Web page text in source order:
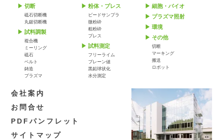
切断
砥石切断機
丸鋸切断機
試料調製
複合機
ミーリング
砥石
ベルト
鋳造
プラズマ
粉体・プレス
ビードサンプラ
微粉砕
粗粉砕
プレス
試料測定
フリーライム
ブレーン値
黒鉛球状化
水分測定
細胞・バイオ
プラズマ照射
環境
その他
切断
マーキング
搬送
ロボット
会社案内
お問合せ
PDFパンフレット
サイトマップ